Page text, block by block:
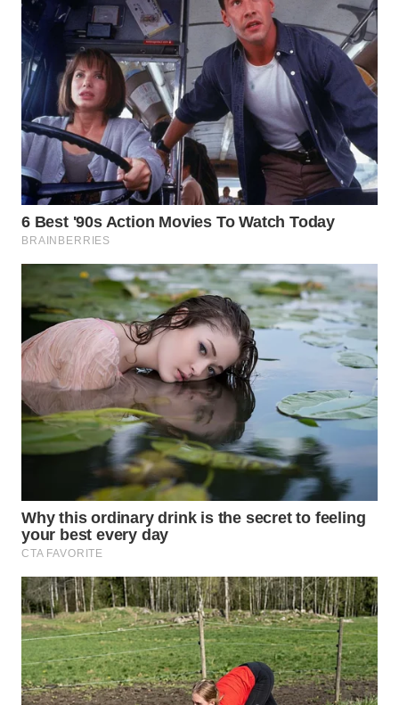
WN
MALUT
WN
DAIRI
WN
DANAU
TOBA
WN
NIAS
WN
LANGKAT
WN
TAPANULI
SELATAN
WN
WN
KARO
WN
SIMALUNGUN
WN
LABUHANBATU